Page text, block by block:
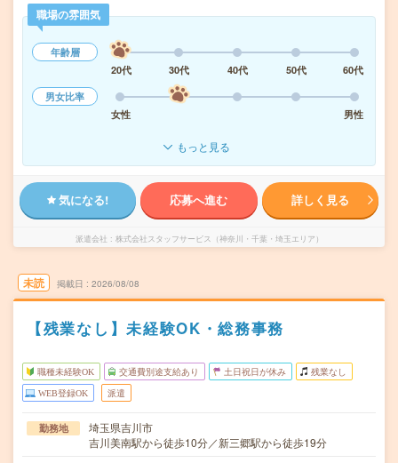
職場の雰囲気
年齢層
20代
30代 40代 50代
60代
男女比率
女性
男性
もっと見る
気になる! 応募へ進む 詳しく見る
派遣会社 株式会社スタッフサービス（神奈川・千葉・埼玉エリア）
未読 掲載日 2026/08/08
【残業なし】未経験OK・総務事務
職種未経験OK 交通費別途支給あり 土日祝日が休み 残業なし
WEB登録OK 派遣
勤務地
埼玉県吉川市
吉川美南駅から徒歩10分／新三郷駅から徒歩19分